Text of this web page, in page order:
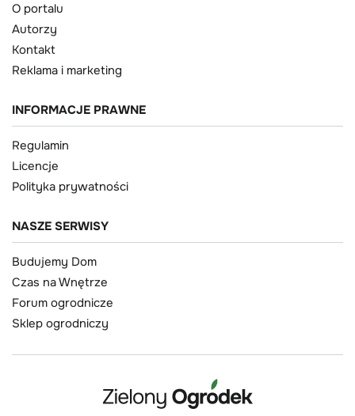
O portalu
Autorzy
Kontakt
Reklama i marketing
INFORMACJE PRAWNE
Regulamin
Licencje
Polityka prywatności
NASZE SERWISY
Budujemy Dom
Czas na Wnętrze
Forum ogrodnicze
Sklep ogrodniczy